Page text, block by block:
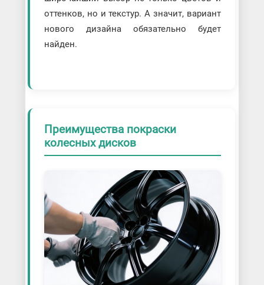
оттенков, но и текстур. А значит, вариант
нового дизайна обязательно будет
найден.
Преимущества покраски
колесных дисков